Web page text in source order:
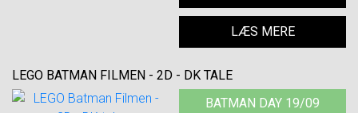
LÆS MERE
LEGO BATMAN FILMEN - 2D - DK TALE
BATMAN DAY 19/09